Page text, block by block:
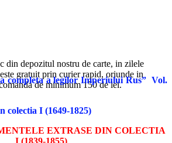
din depozitul nostru de carte, in zilele
gratuit prin curier rapid, oriunde in
de minimum 150 de lei.
completa a legilor Imperiului Rus” Vol.
colectia I (1649-1825)
EXTRASE DIN COLECTIA
I (1839-1855)